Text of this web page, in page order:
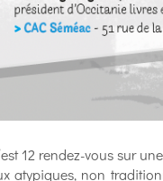
12 rendez-vous sur
atypiques, non